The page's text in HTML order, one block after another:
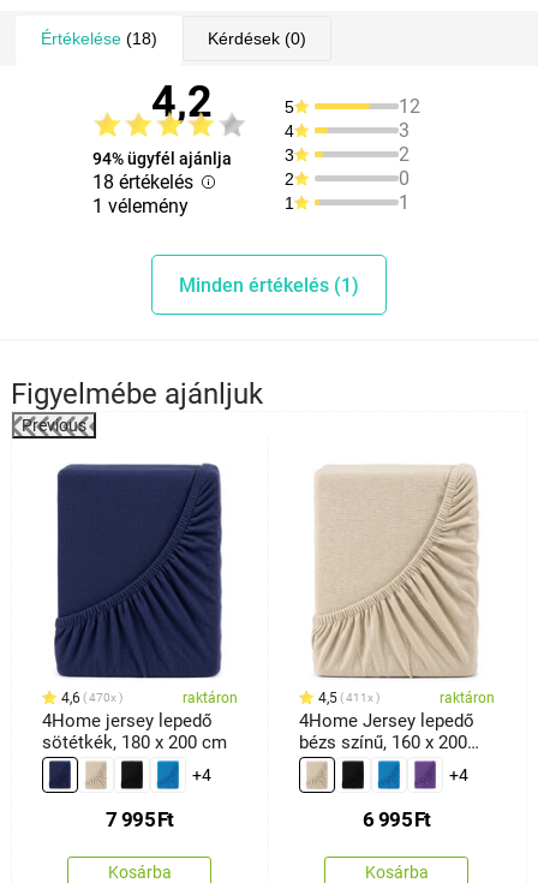
Értékelése(18) Kérdések(0)
4,2
94% ügyfél ajánlja
18 értékelés
1 vélemény
5 12
4 3
3 2
2 0
1 1
Minden értékelés (1)
Figyelmébe ajánljuk
Previous
4,6 470x raktáron
4Home jersey lepedő
sötétkék, 180 x 200 cm
+4
7 995Ft
Kosárba
4,5 411x raktáron
4Home Jersey lepedő
bézs színű, 160 x 200
cm
+4
6 995Ft
Kosárba